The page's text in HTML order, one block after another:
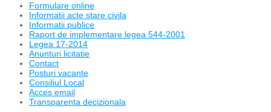
Formulare online
Informatii acte stare civila
Informatii publice
Raport de implementare legea 544-2001
Legea 17-2014
Anunturi licitatie
Contact
Posturi vacante
Consiliul Local
Acces email
Transparenta decizionala